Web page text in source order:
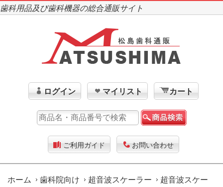
歯科用品及び歯科機器の総合通販サイト
ログイン マイリスト カート
ご利用ガイド お問い合わせ
ホーム 歯科院向け 超音波スケーラー
超音波スケー